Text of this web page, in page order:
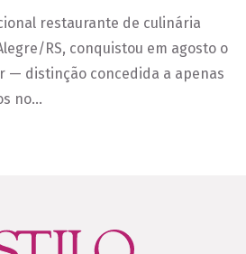
restaurante de culinária
RS, conquistou em agosto o
— distinção concedida a apenas
no…